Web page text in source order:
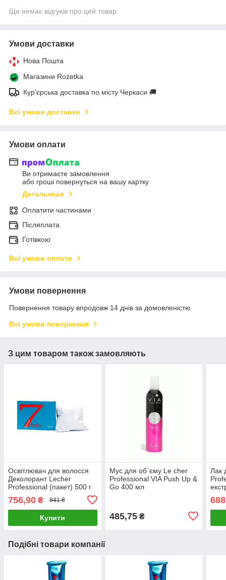
Ще немає відгуків про цей товар
Умови доставки
Нова Пошта
Магазини Rozetka
Кур'єрська доставка по місту Черкаси 🚚
Всі умови доставки
Умови оплати
Ви отримаєте замовлення
або гроші повернуться на вашу картку
Детальніше
Оплатити частинами
Післяплата
Готівкою
Всі умови оплати
Умови повернення
Повернення товару впродовж 14 днів за домовленістю
Всі умови повернення
З цим товаром також замовляють
Освітлювач для волосся
Деколорант Lecher
Professional (пакет) 500 г
756,90 ₴ 841 ₴
Купити
Мус для об`єму Le cher
Professional VIA Push Up &
Go 400 мл
485,75₴
Лак
Подібні товари компанії